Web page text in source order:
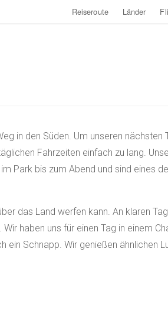
Reiseroute Länder
in den Süden. Um unseren nächsten
Fahrzeiten einfach zu lang.
Park bis zum Abend und sind eines
das Land werfen kann. An klaren
haben uns für einen Tag in einem
Schnapp. Wir genießen ähnlichen